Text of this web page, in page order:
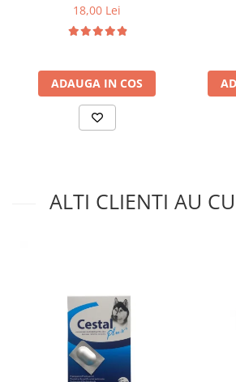
18,00 Lei
ADAUGA IN COS
ALTI CLIENTI AU